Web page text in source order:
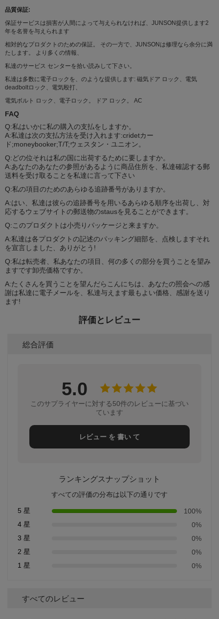
品質保証:
保証サービスは損害が人間によって与えられなければ、JUNSON提供します2
年を名誉を与えられます
相対的なプロダクトのための保証。 その一方で、JUNSONは修理なら余分に満
たします。 より多くの情報、
私達のサービス センターを拾い読みして下さい。
私達は多数に電子ロックを、のような提供します: 磁気ドア ロック、電気
deadboltロック、電気殴打、
電気ボルト ロック、電子ロック。 ドア ロック。 AC
FAQ
Q:私はいかに私の購入の支払をしますか。
A:私達は次の支払方法を受け入れます:cridetカー
ド;moneybooker;T/T;ウェスタン・ユニオン。
Q:どの位それは私の国に出荷するために要しますか。
A:あなたのあなたの参照があるように商品住所を、私達確認する郵
送料を受け取ることを私達に言って下さい
Q:私の項目のためのあらゆる追跡番号がありますか。
A:はい、私達は彼らの追跡番号を用いるあらゆる順序を出荷し、対
応するウェブサイトの郵送物のstausを見ることができます。
Q:このプロダクトは小売りパッケージと来ますか。
A:私達は各プロダクトの記述のパッキング細部を、点検しますそれ
を宣言しました、ありがとう!
Q:私は転売者、私あなたの項目、何の多くの部分を買うことを望み
ますです卸売価格ですか。
A:たくさんを買うことを望んだらこんにちは、あなたの照会への感
謝は私達に電子メールを、私達与えます最もよい価格、感謝を送り
ます!
評価とレビュー
総合評価
5.0
このサプライヤーに対する50件のレビューに基づい
ています
レビュー を 書い て
ランキングスナップショット
すべての評価の分布は以下の通りです
5 星
100%
4 星
0%
3 星
0%
2 星
0%
1 星
0%
すべてのレビュー